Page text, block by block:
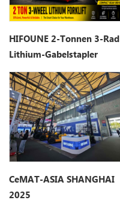
HIFOUNE 2-Tonnen 3-Rad
Lithium-Gabelstapler
CeMAT-ASIA SHANGHAI
2025